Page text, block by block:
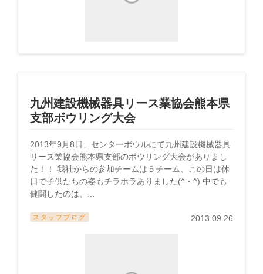
九州建設機械器具リース業協会熊本県
支部ボウリング大会
2013年9月8日、センターボウルにて九州建設機械器具
リース業協会熊本県支部のボウリング大会がありまし
た！！ 我社からの参加チームは５チーム、この日は休
日で子供たちの姿もチラホラありました(^・^) 中でも
健闘したのは、...
スタッフブログ 2013.09.26